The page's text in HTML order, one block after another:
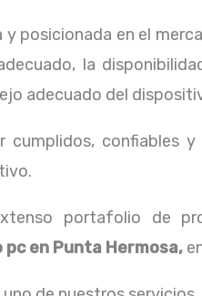
posicionada en el
la
adecuado del
cumplidos, confiables
portafolio de
en Punta Hermosa,